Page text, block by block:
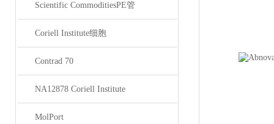
Scientific CommoditiesPE管
Coriell Institute细胞
Contrad 70
NA12878 Coriell Institute
MolPort